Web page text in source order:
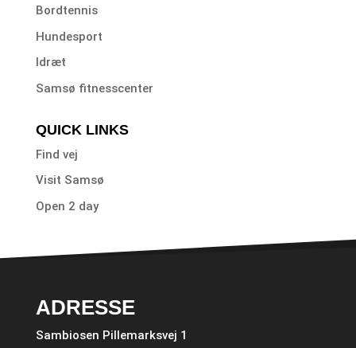
Bordtennis
Hundesport
Idræt
Samsø fitnesscenter
QUICK LINKS
Find vej
Visit Samsø
Open 2 day
ADRESSE
Sambiosen Pillemarksvej 1